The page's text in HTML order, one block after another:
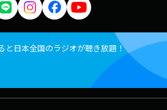
と日本全国のラジオが聴き放題！